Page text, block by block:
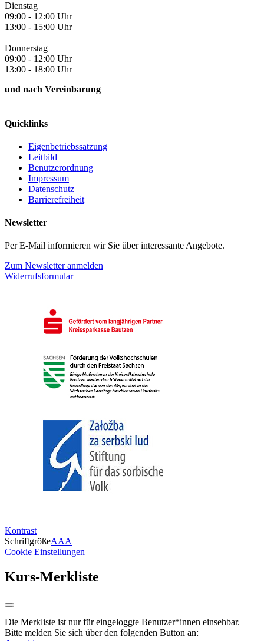
Dienstag
09:00 - 12:00 Uhr
13:00 - 15:00 Uhr
Donnerstag
09:00 - 12:00 Uhr
13:00 - 18:00 Uhr
und nach Vereinbarung
Quicklinks
Eigenbetriebssatzung
Leitbild
Benutzerordnung
Impressum
Datenschutz
Barrierefreiheit
Newsletter
Per E-Mail informieren wir Sie über interessante Angebote.
Zum Newsletter anmelden
Widerrufsformular
Kontrast
SchriftgrößeAAA
Cookie Einstellungen
Kurs-Merkliste
Die Merkliste ist nur für eingeloggte Benutzer*innen einsehbar.
Bitte melden Sie sich über den folgenden Button an: